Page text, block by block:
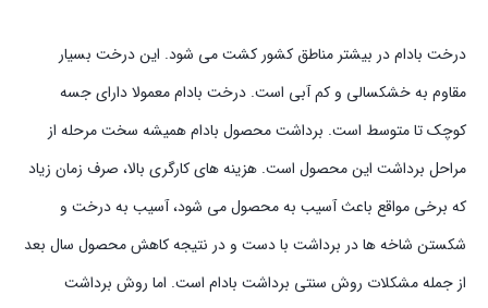
درخت بادام در بیشتر مناطق کشور کشت می شود. این درخت بسیار
مقاوم به خشکسالی و کم آبی است. درخت بادام معمولا دارای جسه
کوچک تا متوسط است. برداشت محصول بادام همیشه سخت مرحله از
مراحل برداشت این محصول است. هزینه های کارگری بالا، صرف زمان زیاد
که برخی مواقع باعث آسیب به محصول می شود، آسیب به درخت و
شکستن شاخه ها در برداشت با دست و در نتیجه کاهش محصول سال بعد
از جمله مشکلات روش سنتی برداشت بادام است. اما روش برداشت